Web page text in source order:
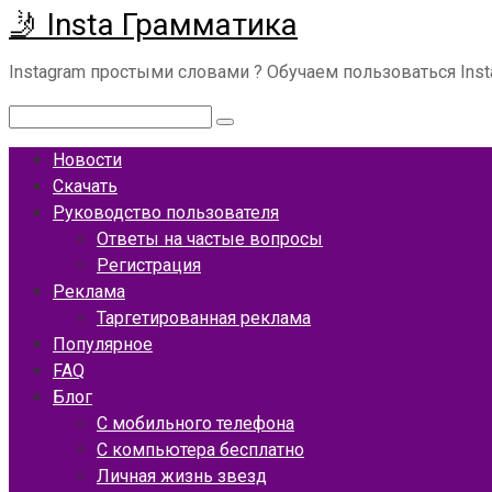
Перейти
к
контенту
🤳 Insta Грамматика
Instagram простыми словами ? Обучаем пользоваться
Новости
Скачать
Руководство пользователя
Ответы на частые вопросы
Регистрация
Реклама
Таргетированная реклама
Популярное
FAQ
Блог
С мобильного телефона
С компьютера бесплатно
Личная жизнь звезд